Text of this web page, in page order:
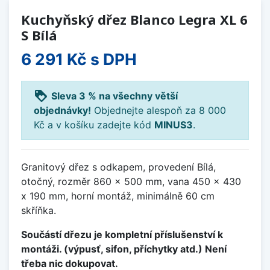
Kuchyňský dřez Blanco Legra XL 6
S Bílá
6 291 Kč s DPH
loyalty Sleva 3 % na všechny větší
objednávky! Objednejte alespoň za 8 000
Kč a v košíku zadejte kód MINUS3.
Granitový dřez s odkapem, provedení Bílá,
otočný, rozměr 860 x 500 mm, vana 450 x 430
x 190 mm, horní montáž, minimálně 60 cm
skříňka.
Součástí dřezu je kompletní příslušenství k
montáži. (výpusť, sifon, příchytky atd.) Není
třeba nic dokupovat.